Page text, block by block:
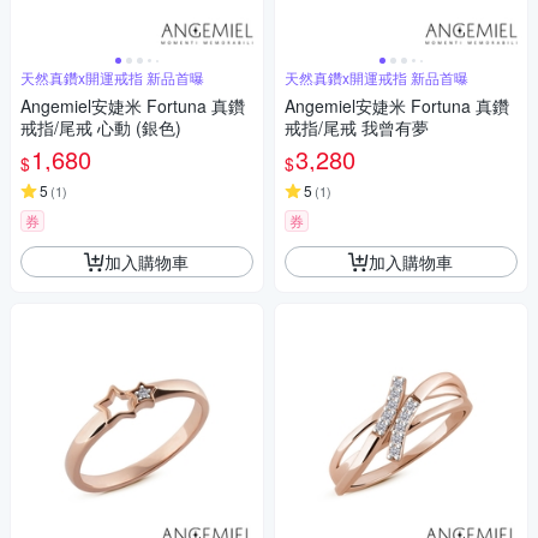
天然真鑽x開運戒指 新品首曝
Angemiel安婕米 Fortuna 真鑽
戒指/尾戒 心動 (銀色)
$1,680
5 (1)
券
加入購物車
天然真鑽x開運戒指 新品首曝
Angemiel安婕米 Fortuna 真鑽
戒指/尾戒 我曾有夢
$3,280
5 (1)
券
加入購物車